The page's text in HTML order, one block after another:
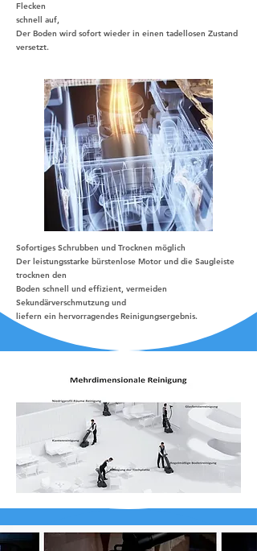
Flecken
schnell auf,
Der Boden wird sofort wieder in einen tadellosen Zustand
versetzt.
Sofortiges Schrubben und Trocknen möglich
Der leistungsstarke bürstenlose Motor und die Saugleiste
trocknen den
Boden schnell und effizient, vermeiden
Sekundärverschmutzung und
liefern ein hervorragendes Reinigungsergebnis.